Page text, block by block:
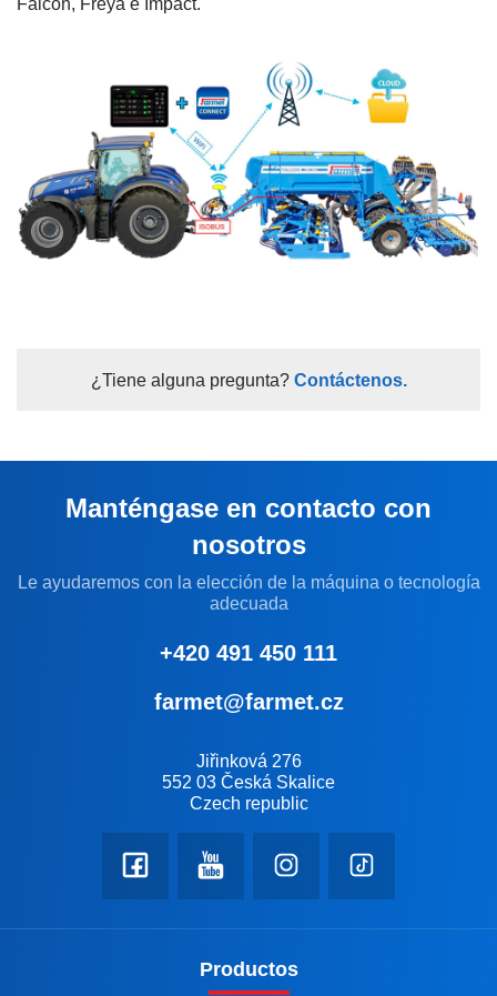
¿Tiene alguna pregunta?Contáctenos.
Manténgase en contacto con
nosotros
Le ayudaremos con la elección de la máquina o tecnología
adecuada
+420 491 450 111
farmet@farmet.cz
Jiřinková 276
552 03 Česká Skalice
Czech republic
Productos